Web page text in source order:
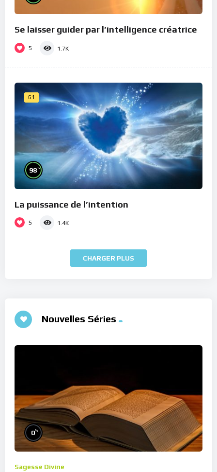
Se laisser guider par l’intelligence créatrice
5 1.7K
61
98%
La puissance de l’intention
5 1.4K
CHARGER PLUS
Nouvelles Séries
0%
Sagesse Divine